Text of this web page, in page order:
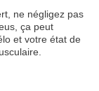
ne négligez pas
ça peut
et votre état de